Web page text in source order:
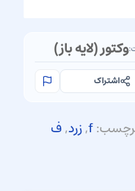
وکتور (لایه باز)
اشتراک
f
,زرد,ف